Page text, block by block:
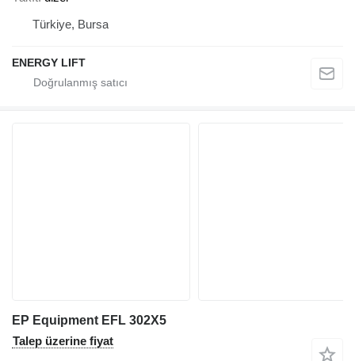
Türkiye, Bursa
ENERGY LIFT
EP Equipment EFL 302X5
Talep üzerine fiyat